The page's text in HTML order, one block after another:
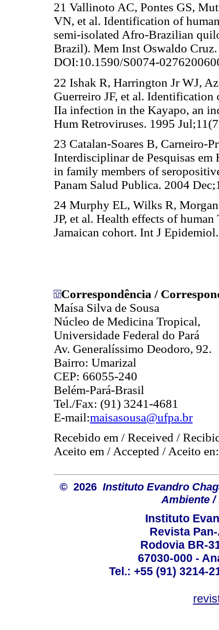
21 Vallinoto AC, Pontes GS,
VN, et al. Identification of
semi-isolated Afro-Brazilian
Brazil). Mem Inst Oswaldo
DOI:10.1590/S0074-
22 Ishak R, Harrington Jr WJ,
Guerreiro JF, et al.
IIa infection in the Kayapo, an
Hum Retroviruses. 1995
23 Catalan-Soares B, Carneiro-
Interdisciplinar de Pesquisas
in family members of
Panam Salud Publica. 2004
24 Murphy EL, Wilks R,
JP, et al. Health effects of
Jamaican cohort. Int J
Correspondência /
Maísa Silva de Sousa
Núcleo de Medicina Tropical,
Universidade Federal do Pará
Av. Generalíssimo Deodoro, 92.
Bairro: Umarizal
CEP: 66055-240
Belém-Pará-Brasil
Tel./Fax: (91) 3241-4681
E-mail:maisasousa@ufpa.br
Recebido em / Received /
Aceito em / Accepted / Aceito
© 2026 Instituto Evandro
Ambiente /
Instituto
Revista
Rodovia BR-
67030-000 -
Tel.: +55 (91) 3214-